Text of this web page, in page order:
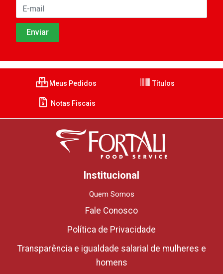
Meus Pedidos Títulos
Notas Fiscais
Institucional
Quem Somos
Fale Conosco
Política de Privacidade
Transparência e igualdade salarial de mulheres e
homens